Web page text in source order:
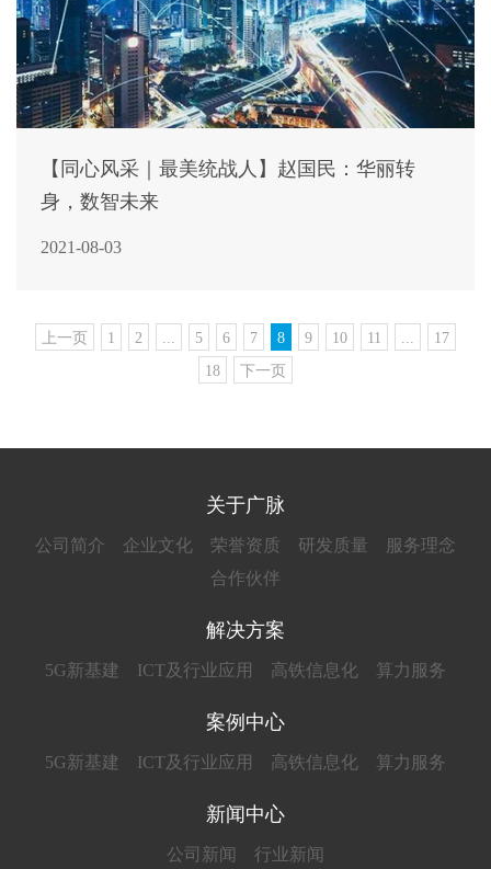
【同心风采｜最美统战人】赵国民：华丽转
身，数智未来
2021-08-03
上一页 1 2 5 6 7 8 9 10 11
17
18
下一页
关于广脉
公司简介 企业文化 荣誉资质 研发质量
服务理念
合作伙伴
解决方案
5G新基建 ICT及行业应用 高铁信息化 算力服务
案例中心
5G新基建 ICT及行业应用 高铁信息化 算力服务
新闻中心
公司新闻 行业新闻